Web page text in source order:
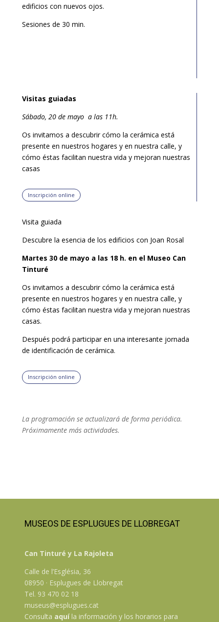
edificios con nuevos ojos.
Sesiones de 30 min.
Visitas guiadas
Sábado, 20 de mayo a las 11h.
Os invitamos a descubrir cómo la cerámica está
presente en nuestros hogares y en nuestra calle, y
cómo éstas facilitan nuestra vida y mejoran nuestras
casas
Inscripción online
Visita guiada
Descubre la esencia de los edificios con Joan Rosal
Martes 30 de mayo a las 18 h. en el Museo Can
Tinturé
Os invitamos a descubrir cómo la cerámica está
presente en nuestros hogares y en nuestra calle, y
cómo éstas facilitan nuestra vida y mejoran nuestras
casas.
Después podrá participar en una interesante jornada
de identificación de cerámica.
Inscripción online
La programación se actualizará de forma periódica.
Próximamente más actividades.
MUSEOS DE ESPLUGUES DE LLOBREGAT
Can Tinturé y La Rajoleta
Calle de l’Església, 36
08950 · Esplugues de Llobregat
Tel. 93 470 02 18
museus@esplugues.cat
Consulta aquíla información y los horarios para